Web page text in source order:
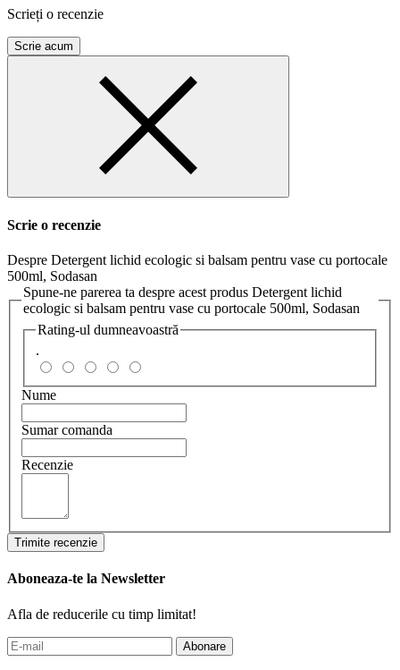
Scrieți o recenzie
Scrie acum
Scrie o recenzie
Despre Detergent lichid ecologic si balsam pentru vase cu portocale
500ml, Sodasan
Spune-ne parerea ta despre acest produs Detergent lichid
ecologic si balsam pentru vase cu portocale 500ml, Sodasan
Rating-ul dumneavoastră
.
Nume
Sumar comanda
Recenzie
Trimite recenzie
Aboneaza-te la Newsletter
Afla de reducerile cu timp limitat!
Abonare